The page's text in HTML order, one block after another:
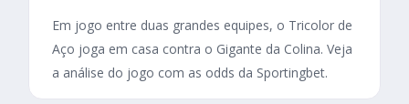
Em jogo entre duas grandes equipes, o Tricolor de
Aço joga em casa contra o Gigante da Colina. Veja
a análise do jogo com as odds da Sportingbet.